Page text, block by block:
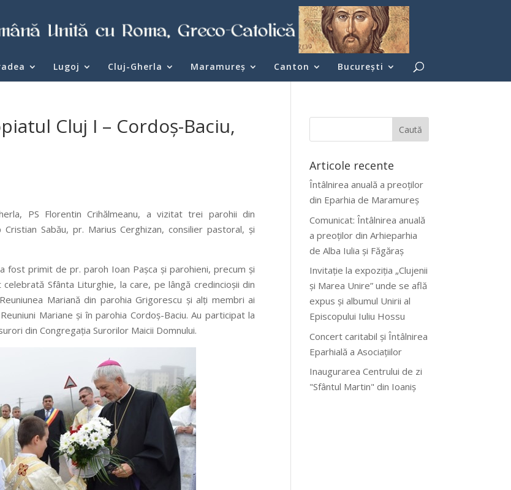
Lugoj Cluj-Gherla Maramureş Canton București
Cluj I – Cordoș-Baciu,
PS Florentin Crihălmeanu, a vizitat trei parohii din
Sabău, pr. Marius Cerghizan, consilier pastoral, și
fost primit de pr. paroh Ioan Pașca și parohieni, precum și
Sfânta Liturghie, la care, pe lângă credincioșii din
Mariană din parohia Grigorescu și alți membri ai
Mariane și în parohia Cordoș-Baciu. Au participat la
din Congregația Surorilor Maicii Domnului.
Articole recente
Întâlnirea anuală a preoților
din Eparhia de Maramureș
Comunicat: Întâlnirea anuală
a preoților din Arhieparhia
de Alba Iulia și Făgăraș
Invitație la expoziția „Clujenii
și Marea Unire” unde se află
expus și albumul Unirii al
Episcopului Iuliu Hossu
Concert caritabil și Întâlnirea
Eparhială a Asociațiilor
Inaugurarea Centrului de zi
"Sfântul Martin" din Ioaniș